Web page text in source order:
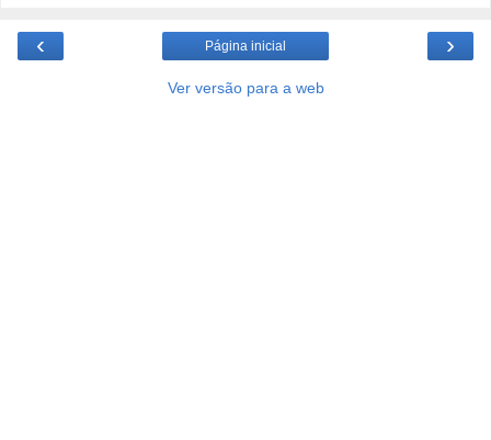
‹ ›
Página inicial
Ver versão para a web